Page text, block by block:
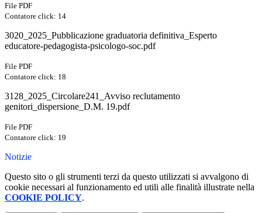
File PDF
Contatore click: 14
3020_2025_Pubblicazione graduatoria definitiva_Esperto
educatore-pedagogista-psicologo-soc.pdf
File PDF
Contatore click: 18
3128_2025_Circolare241_Avviso reclutamento
genitori_dispersione_D.M. 19.pdf
File PDF
Contatore click: 19
Notizie
Questo sito o gli strumenti terzi da questo utilizzati si avvalgono di
cookie necessari al funzionamento ed utili alle finalità illustrate nella
COOKIE POLICY.